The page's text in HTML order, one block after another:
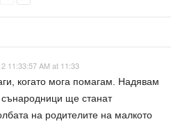
11:33:57 AM at 11:33
когато мога помагам. Надявам
ще станат
на родителите на малкото